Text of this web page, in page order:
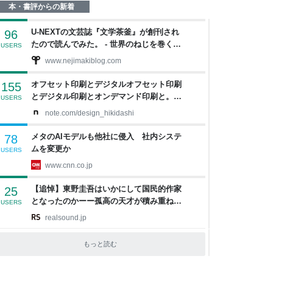
本・書評からの新着
U-NEXTの文芸誌『文学茶釜』が創刊され
たので読んでみた。 - 世界のねじを巻くブ
ログ
96
USERS
www.nejimakiblog.com
オフセット印刷とデジタルオフセット印刷
とデジタル印刷とオンデマンド印刷と。｜
デザインのひきだし 津田淳子
155
USERS
note.com/design_hikidashi
メタのAIモデルも他社に侵入 社内システ
ムを変更か
78
USERS
www.cnn.co.jp
【追悼】東野圭吾はいかにして国民的作家
となったのかーー孤高の天才が積み重ねて
きた“挑戦”の軌跡
25
USERS
realsound.jp
もっと読む